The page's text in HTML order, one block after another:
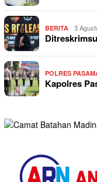
BERITA 3
POLRES
Kapolres